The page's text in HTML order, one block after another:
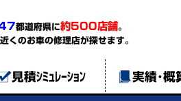
都道府県に約500店舗。
くのお車の修理店が探せます。
見積ｼﾐｭﾚｰｼｮﾝ 実績･概